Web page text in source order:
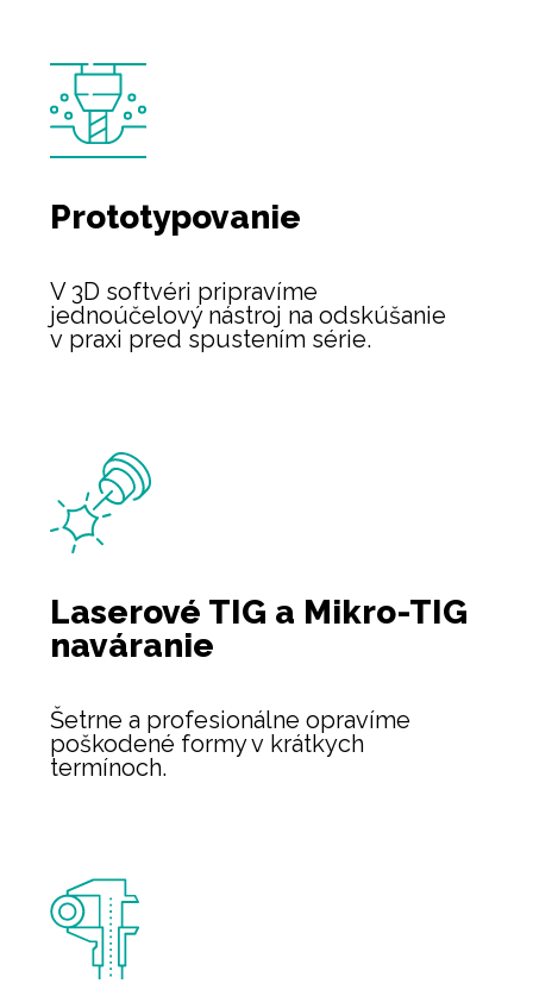
Prototypovanie
V 3D softvéri pripravíme
jednoúčelový nástroj na odskúšanie
v praxi pred spustením série.
Laserové TIG a Mikro-TIG
naváranie
Šetrne a profesionálne opravíme
poškodené formy v krátkych
termínoch.